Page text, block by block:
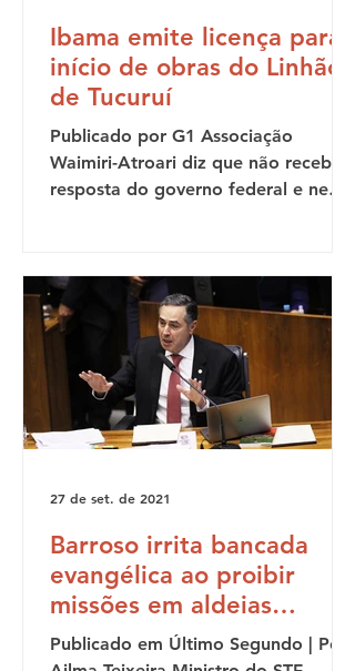
Ibama emite licença para
início de obras do Linhão
de Tucuruí
Publicado por G1 Associação
Waimiri-Atroari diz que não recebeu
resposta do governo federal e nem
Barroso irrita bancada
evangélica ao proibir
missões em aldeias
indígenas
Publicado em Último Segundo | Por:
27 de set. de 2021